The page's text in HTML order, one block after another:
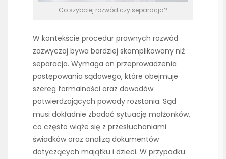
Co szybciej rozwód czy separacja?
W kontekście procedur prawnych rozwód
zazwyczaj bywa bardziej skomplikowany niż
separacja. Wymaga on przeprowadzenia
postępowania sądowego, które obejmuje
szereg formalności oraz dowodów
potwierdzających powody rozstania. Sąd
musi dokładnie zbadać sytuację małżonków,
co często wiąże się z przesłuchaniami
świadków oraz analizą dokumentów
dotyczących majątku i dzieci. W przypadku